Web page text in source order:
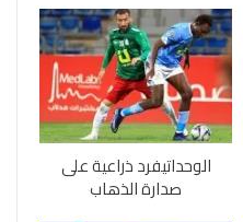
الوحداتيفرد ذراعية على
صدارة الذهاب